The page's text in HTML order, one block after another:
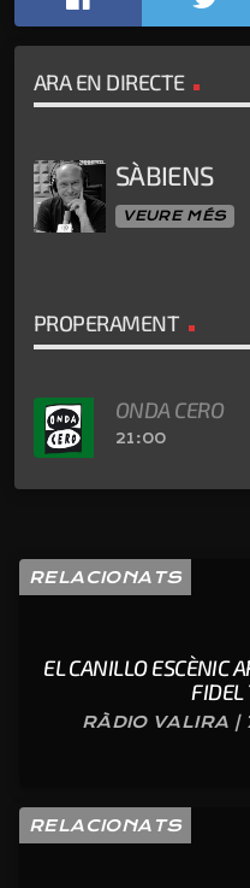
ARA EN DIRECTE
SÀBIENS
VEURE MÉS
PROPERAMENT
ONDA CERO
21:00
RELACIONATS
EL CANILLO ESCÈNIC
FIDEL
RÀDIO VALIRA
RELACIONATS